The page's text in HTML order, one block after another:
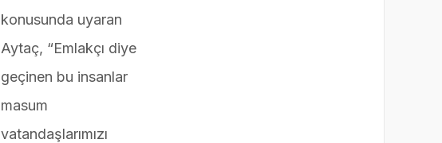
konusunda uyaran
Aytaç, “Emlakçı diye
geçinen bu insanlar
masum
vatandaşlarımızı